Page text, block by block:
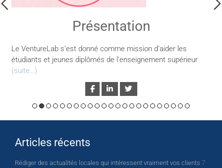
Présentation
Le VentureLab s’est donné comme mission d’aider les
étudiants et jeunes diplômés de l’enseignement supérieur
(suite…)
Articles récents
Rédiger des actualités locales qui intéressent vraiment vos clients 7